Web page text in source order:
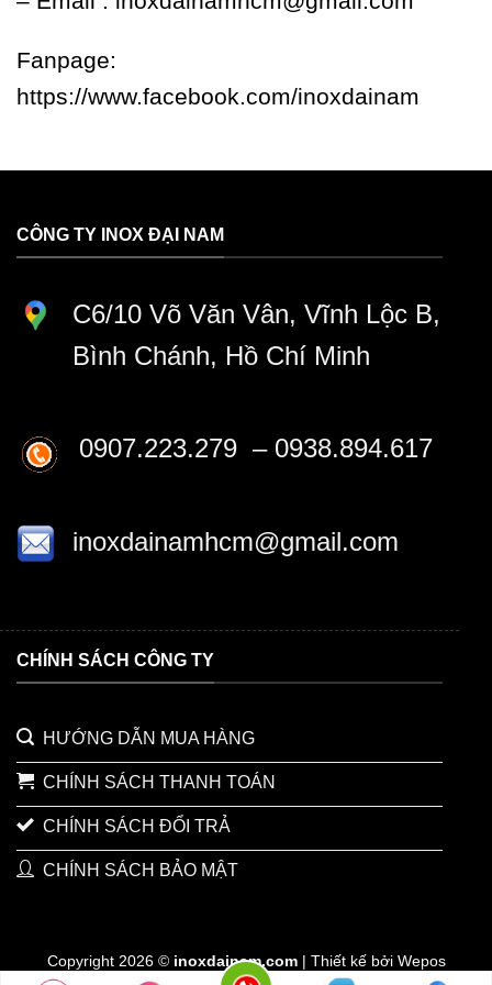
Fanpage:
https://www.facebook.com/inoxdainam
CÔNG TY INOX ĐẠI NAM
C6/10 Võ Văn Vân, Vĩnh Lộc B,
Bình Chánh, Hồ Chí Minh
0907.223.279 – 0938.894.617
inoxdainamhcm@gmail.com
CHÍNH SÁCH CÔNG TY
HƯỚNG DẪN MUA HÀNG
CHÍNH SÁCH THANH TOÁN
CHÍNH SÁCH ĐỔI TRẢ
CHÍNH SÁCH BẢO MẬT
Copyright 2026 © inoxdainam.com| Thiết kế bởi Wepos